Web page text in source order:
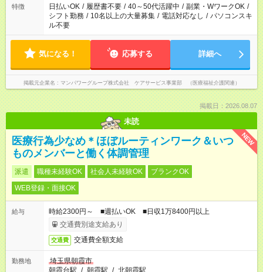
業はご案内が難しい場合があります
特徴 日払いOK / 履歴書不要 / 40～50代活躍中 / 副業・WワークOK /
シフト勤務 / 10名以上の大量募集 / 電話対応なし / パソコンスキ
ル不要
気になる！ 応募する 詳細へ
掲載元企業名 マンパワーグループ株式会社 ケアサービス事業部 （医療福祉介護関連）
掲載日：2026.08.07
未読
NEW
医療行為少なめ＊ほぼルーティンワーク＆いつ
ものメンバーと働く体調管理
派遣 職種未経験OK 社会人未経験OK
ブランクOK
WEB登録・面接OK
給与
時給2300円～ ■週払いOK ■日収1万8400円以上
交通費別途支給あり
交通費 交通費全額支給
勤務地
埼玉県朝霞市
朝霞台駅 / 朝霞駅 / 北朝霞駅